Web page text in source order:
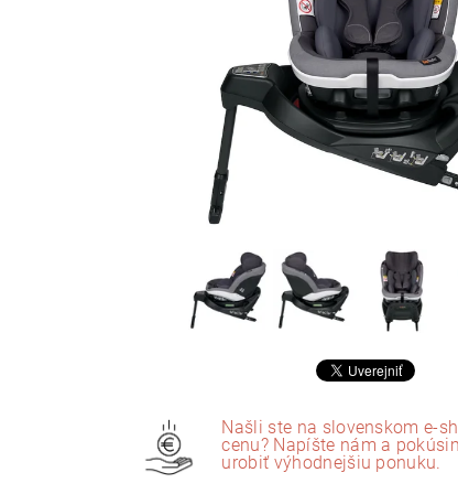
Našli ste na slovenskom e-
cenu? Napíšte nám a
urobiť výhodnejšiu ponuku.